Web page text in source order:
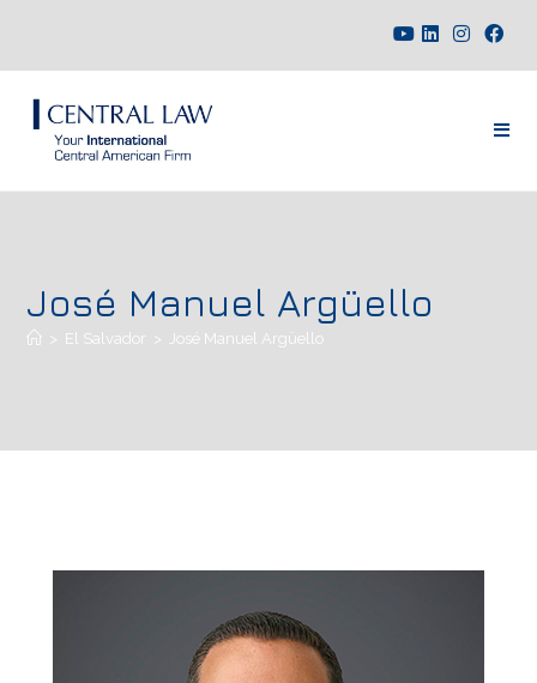
José Manuel Argüello
> El Salvador > José Manuel Argüello